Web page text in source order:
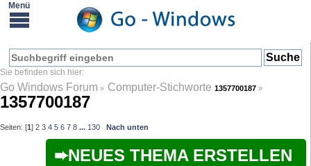
Go Windows Forum » Computer-Stichworte1357700187 »
1357700187
Seiten: [1] 2 3 4 5 6 7 8 ... 130 Nach unten
NEUES THEMA ERSTELLEN